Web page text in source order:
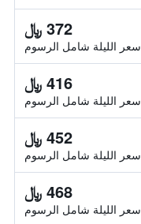
372 ﷼
سعر الليلة شامل الرسوم
416 ﷼
سعر الليلة شامل الرسوم
452 ﷼
سعر الليلة شامل الرسوم
468 ﷼
سعر الليلة شامل الرسوم